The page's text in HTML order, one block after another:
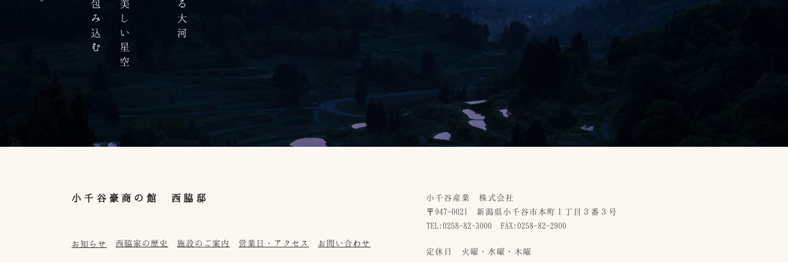
小千谷豪商の館 西脇邸
お知らせ 西脇家の歴史 施設のご案内 営業日・アクセス お問い合わせ
小千谷産業 株式会社
〒947-0021 新潟県小千谷市本町１丁目３番３号
TEL:0258-82-3000 FAX:0258-82-2900
定休日 火曜・水曜・木曜